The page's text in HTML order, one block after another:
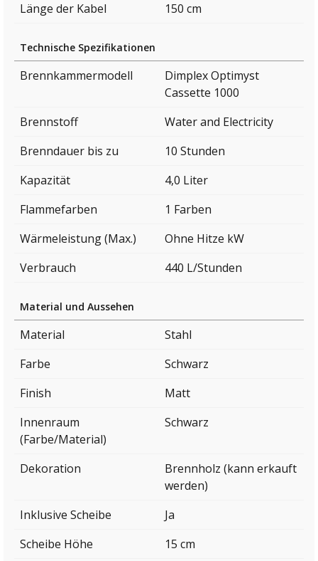
Länge der Kabel
150 cm
Technische Spezifikationen
Brennkammermodell
Dimplex Optimyst
Cassette 1000
Brennstoff
Water and Electricity
Brenndauer bis zu
10 Stunden
Kapazität
4,0 Liter
Flammefarben
1 Farben
Wärmeleistung (Max.)
Ohne Hitze kW
Verbrauch
440 L/Stunden
Material und Aussehen
Material
Stahl
Farbe
Schwarz
Finish
Matt
Innenraum
(Farbe/Material)
Schwarz
Dekoration
Brennholz (kann erkauft
werden)
Inklusive Scheibe
Ja
Scheibe Höhe
15 cm